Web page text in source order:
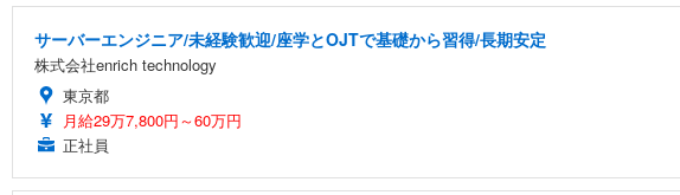
サーバーエンジニア/未経験歓迎/座学とOJTで基礎から習得/長期安定
株式会社enrich technology
東京都
月給29万7,800円～60万円
正社員